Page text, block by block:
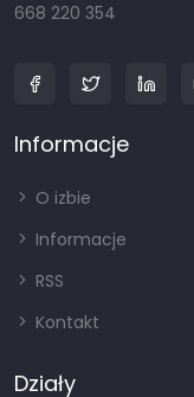
668 220 354
Informacje
O izbie
Informacje
RSS
Kontakt
Działy